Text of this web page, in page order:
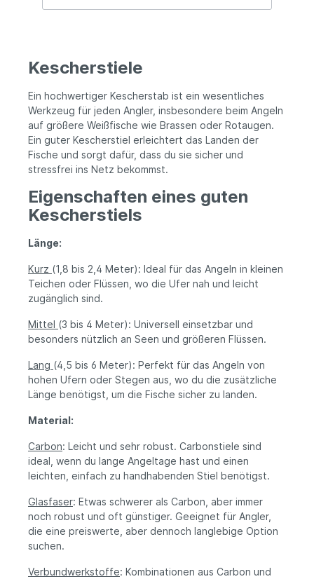
die pinned & glued Gewinde sorgen für
Design für einfachen Transport und
platzsparende Aufbewahrung. Das 3,6 m XS
und eignet sich daher perfekt für die
Karpfenangelei und größere Kescherköpfe.
Wichtige Eigenschaften Extra starke
Kescherstiele Steife und gut
ausbalancierte Konstruktion Verstärkte
Verbindungen Pinned & glued Gewinde
Take-Apart-Design Vorteile Ideal für große
Hohe Haltbarkeit und Zuverlässigkeit
Komfortabel in der Anwendung Leicht zu
transportieren und aufzubewahren
Wettkampfangeln Große Kescherköpfe
Kescherstiele
Ein hochwertiger Kescherstab ist ein wesentliches
Werkzeug für jeden Angler, insbesondere beim Angeln
auf größere Weißfische wie Brassen oder Rotaugen.
Ein guter Kescherstiel erleichtert das Landen der
Fische und sorgt dafür, dass du sie sicher und
stressfrei ins Netz bekommst.
Eigenschaften eines guten
Kescherstiels
Länge:
Kurz (1,8 bis 2,4 Meter): Ideal für das Angeln in kleinen
Teichen oder Flüssen, wo die Ufer nah und leicht
zugänglich sind.
Mittel (3 bis 4 Meter): Universell einsetzbar und
besonders nützlich an Seen und größeren Flüssen.
Lang (4,5 bis 6 Meter): Perfekt für das Angeln von
hohen Ufern oder Stegen aus, wo du die zusätzliche
Länge benötigst, um die Fische sicher zu landen.
Material:
Carbon: Leicht und sehr robust. Carbonstiele sind
ideal, wenn du lange Angeltage hast und einen
leichten, einfach zu handhabenden Stiel benötigst.
Glasfaser: Etwas schwerer als Carbon, aber immer
noch robust und oft günstiger. Geeignet für Angler,
die eine preiswerte, aber dennoch langlebige Option
suchen.
Verbundwerkstoffe: Kombinationen aus Carbon und